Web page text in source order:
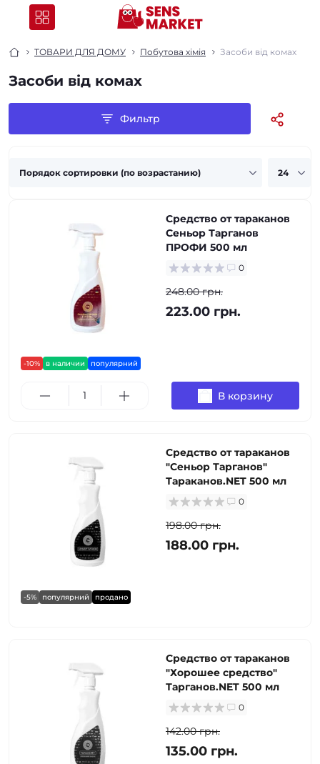
ТОВАРИ ДЛЯ ДОМУ Побутова хімія Засоби від комах
Засоби від комах
Фильтр
-10% в наличии популярний
Средство от тараканов
Сеньор Тарганов
ПРОФИ 500 мл
0
248.00 грн.
223.00 грн.
В корзину
-5% популярний продано
Средство от тараканов
"Сеньор Тарганов"
Тараканов.NET 500 мл
0
198.00 грн.
188.00 грн.
Средство от тараканов
"Хорошее средство"
Тарганов.NET 500 мл
0
142.00 грн.
135.00 грн.